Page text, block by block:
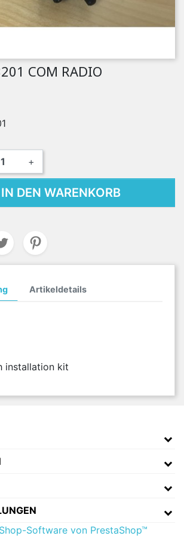
COM RADIO
+
IN DEN WARENKORB
Artikeldetails
installation kit
Software von PrestaShop™